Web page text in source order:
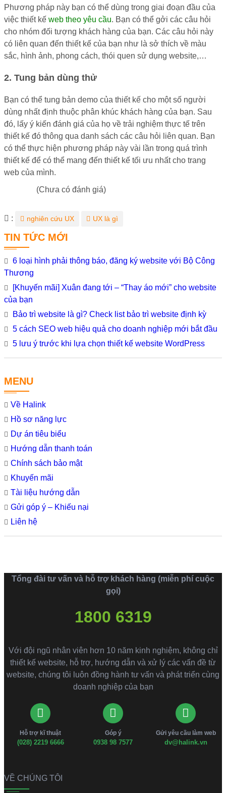
TIN TỨC MỚI
6 loại hình phải thông báo, đăng ký website với Bộ Công
Thương
[Khuyến mãi] Xuân đang tới – “Thay áo mới” cho website
của bạn
Bảo trì website là gì? Check list bảo trì website định kỳ
5 cách SEO web hiệu quả cho doanh nghiệp mới bắt đầu
5 lưu ý trước khi lựa chọn thiết kế website WordPress
MENU
Về Halink
Hồ sơ năng lực
Dự án tiêu biểu
Hướng dẫn thanh toán
Chính sách bảo mật
Khuyến mãi
Tài liệu hướng dẫn
Gửi góp ý – Khiếu nại
Liên hệ
Phương pháp này bạn có thể dùng trong giai đoạn đầu của
việc thiết kế web theo yêu cầu. Bạn có thể gởi các câu hỏi
cho nhóm đối tượng khách hàng của bạn. Các câu hỏi này
có liên quan đến thiết kế của bạn như là sở thích về màu
sắc, hình ảnh, phong cách, thói quen sử dụng website,…
2. Tung bản dùng thử
Bạn có thể tung bản demo của thiết kế cho một số người
dùng nhất định thuộc phân khúc khách hàng của bạn. Sau
đó, lấy ý kiến đánh giá của họ về trải nghiệm thực tế trên
thiết kế đó thông qua danh sách các câu hỏi liên quan. Bạn
có thể thực hiện phương pháp này vài lần trong quá trình
thiết kế để có thể mang đến thiết kế tối ưu nhất cho trang
web của mình.
(Chưa có đánh giá)
Từ
: nghiên cứu UX UX là gì
Tổng đài tư vấn và hỗ trợ khách hàng (miễn phí cuộc
gọi)
1800 6319
Với đội ngũ nhân viên hơn 10 năm kinh nghiệm, không chỉ
thiết kế website, hỗ trợ, hướng dẫn và xử lý các vấn đề từ
website, chúng tôi luôn đồng hành tư vấn và phát triển cùng
doanh nghiệp của bạn
Hỗ trợ kĩ thuật
(028) 2219 6666
Góp ý
0938 98 7577
Gửi yêu cầu làm web
dv@halink.vn
VỀ CHÚNG TÔI